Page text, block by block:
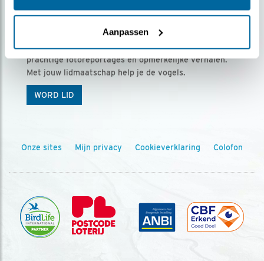
Aanpassen
Ontvang 5 x Vogels voor € 36,00 per jaar
Vogels is het tijdschrift voor onze leden, met
prachtige fotoreportages en opmerkelijke verhalen.
Met jouw lidmaatschap help je de vogels.
WORD LID
Onze sites Mijn privacy Cookieverklaring Colofon